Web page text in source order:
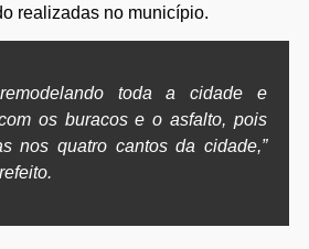
realizadas no município.
remodelando toda a cidade e
os buracos e o asfalto, pois
nos quatro cantos da cidade,”